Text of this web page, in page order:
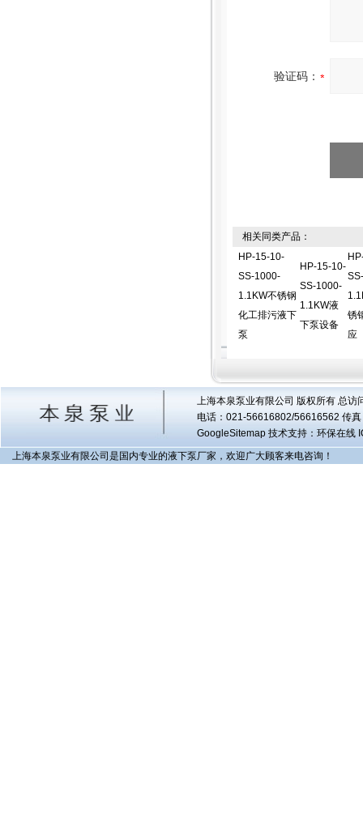
验证码：
相关同类产品：
HP-15-10-
SS-1000-
1.1KW不锈钢
化工排污液下
泵
HP-15-10-
SS-1000-
1.1KW液
下泵设备
锈
应
上海本泉泵业有限公司 版权所有 总访
电话：021-56616802/56616562 传
GoogleSitemap技术支持：环保在线
上海本泉泵业有限公司是国内专业的液下泵厂家，欢迎广大顾客来电咨询！